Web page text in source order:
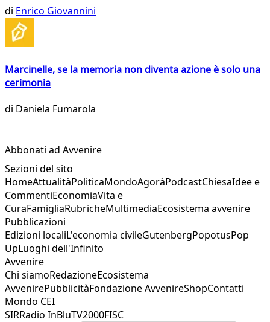
di Enrico Giovannini
Marcinelle, se la memoria non diventa azione è solo una
cerimonia
di Daniela Fumarola
Abbonati ad Avvenire
Sezioni del sito
HomeAttualitàPoliticaMondoAgoràPodcastChiesaIdee e
CommentiEconomiaVita e
CuraFamigliaRubricheMultimediaEcosistema avvenire
Pubblicazioni
Edizioni localiL'economia civileGutenbergPopotusPop
UpLuoghi dell'Infinito
Avvenire
Chi siamoRedazioneEcosistema
AvvenirePubblicitàFondazione AvvenireShopContatti
Mondo CEI
SIRRadio InBluTV2000FISC